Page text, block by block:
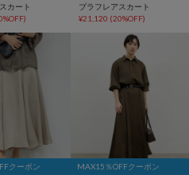
カート
プラフレアスカート
¥21,120 (20%OFF)
クーポン MAX15％OFFクーポン